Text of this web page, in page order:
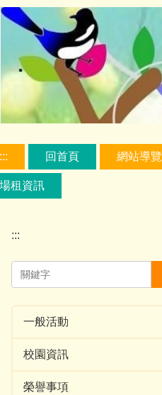
跳
到
內
區
::: 回首頁 網站導覽
場租資訊
:::
一般活動
校園資訊
榮譽事項